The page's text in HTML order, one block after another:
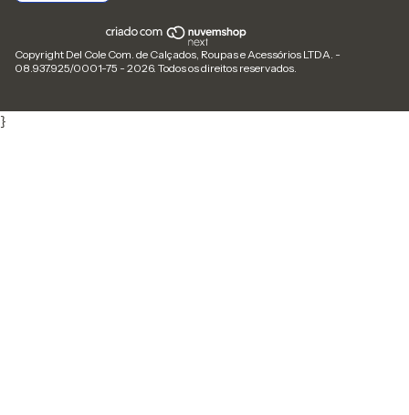
Copyright Del Cole Com. de Calçados, Roupas e Acessórios LTDA. -
08.937.925/0001-75 - 2026. Todos os direitos reservados.
}